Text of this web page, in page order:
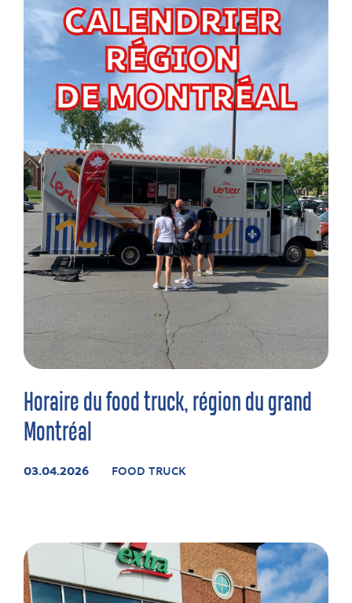
Horaire du food truck, région du grand
Montréal
03.04.2026 FOOD TRUCK